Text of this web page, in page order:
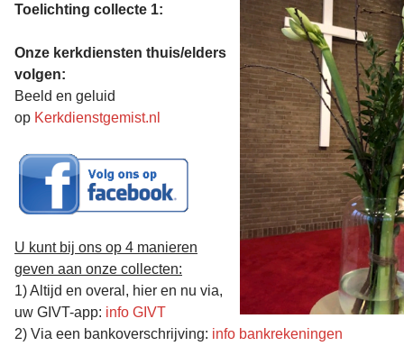
Toelichting collecte 1:
Onze kerkdiensten thuis/elders
volgen:
Beeld en geluid
op Kerkdienstgemist.nl
U kunt bij ons op 4 manieren
geven aan onze collecten:
1) Altijd en overal, hier en nu via,
uw GIVT-app: info GIVT
2) Via een bankoverschrijving: info bankrekeningen